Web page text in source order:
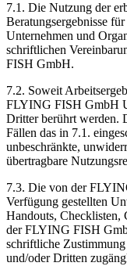
7.1. Die Nutzung der
Beratungsergebnisse
Unternehmen und
schriftlichen
FISH GmbH.
7.2. Soweit
FLYING FISH GmbH
Dritter berührt werden.
Fällen das in 7.1.
unbeschränkte,
übertragbare
7.3. Die von der
Verfügung gestellten
Handouts, Checklisten,
der FLYING FISH
schriftliche
und/oder Dritten